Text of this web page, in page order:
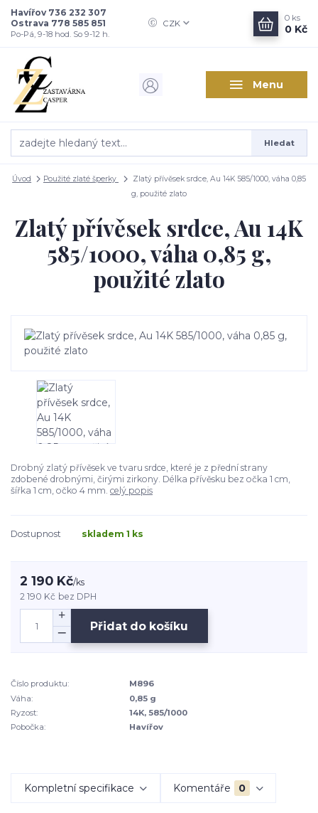
Menu
CZK
Hledat
Havířov 736 232 307
Ostrava 778 585 851
Po-Pá, 9-18 hod. So 9-12 h.
0 ks
0 Kč
Úvod Použité zlaté šperky
Zlatý přívěsek srdce, Au 14K 585/1000, váha 0,85
g, použité zlato
Zlatý přívěsek srdce, Au 14K
585/1000, váha 0,85 g,
použité zlato
Drobný zlatý přívěsek ve tvaru srdce, které je z přední strany
zdobené drobnými, čirými zirkony. Délka přívěsku bez očka 1 cm,
šířka 1 cm, očko 4 mm. celý popis
Dostupnost skladem 1 ks
2 190 Kč/ks
2 190 Kč bez DPH
Přidat do košíku
Číslo produktu:
M896
Váha:
0,85 g
Ryzost:
14K, 585/1000
Pobočka:
Havířov
Kompletní specifikace Komentáře 0